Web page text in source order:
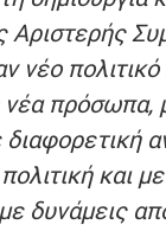
Αριστερής
νέο
πρόσωπα,
και
δυνάμεις